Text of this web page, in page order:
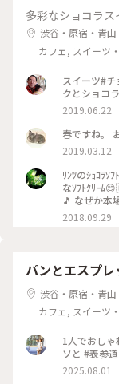
多彩なショコラ
渋谷・原宿・青
カフェ, スイーツ
スイーツ#
クとショコ
2019.06.22
春ですね。
2019.03.12
ﾘﾝﾂのｼｮｺﾗｿ
なｿﾌﾄｸﾘｰﾑ
🎵 なぜか本
から食べま
ム #チョコ
2018.09.29
パンとエスプレ
渋谷・原宿・青
カフェ, スイーツ
1人でおしゃれラ
ソと #表参
2025.08.01